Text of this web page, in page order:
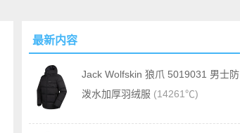
最新内容
Jack Wolfskin 狼爪 5019031 男士防
泼水加厚羽绒服 (14261℃)